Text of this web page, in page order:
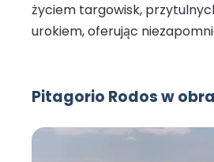
życiem targowisk,
urokiem, oferując
Pitagorio Rodos w